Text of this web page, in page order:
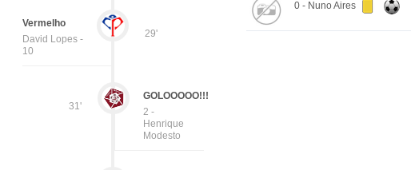
29'
Vermelho
David Lopes -
10
31'
GOLOOOOO!!!
2 -
Henrique
Modesto
0 - Nuno Aires